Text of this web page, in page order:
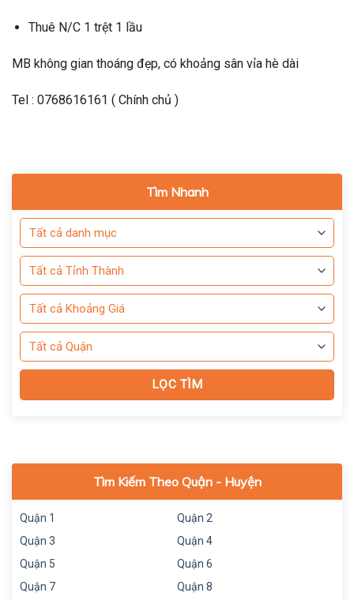
Thuê N/C 1 trệt 1 lầu
MB không gian thoáng đẹp, có khoảng sân vỉa hè dài
Tel : 0768616161 ( Chính chủ )
Tìm Nhanh
Tìm Kiếm Theo Quận - Huyện
Quận 1
Quận 2
Quận 3
Quận 4
Quận 5
Quận 6
Quận 7
Quận 8